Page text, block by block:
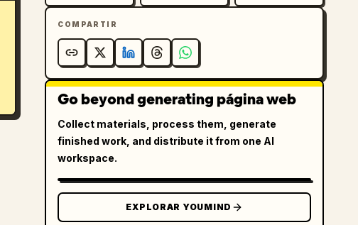
COMPARTIR
Go beyond generating página web
Collect materials, process them, generate
finished work, and distribute it from one AI
workspace.
EXPLORAR YOUMIND